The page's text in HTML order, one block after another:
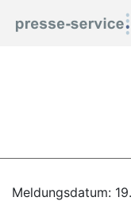
Meldungsdatum: